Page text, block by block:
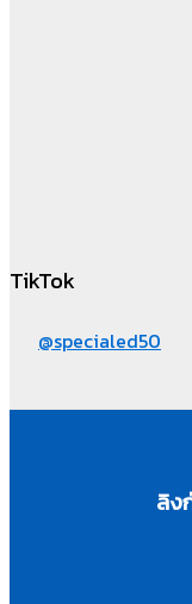
TikTok
@specialed50
ลิง